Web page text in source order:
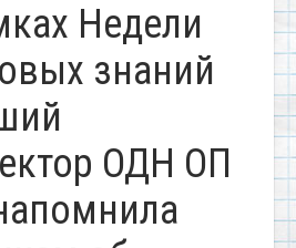
Недели
знаний
ОДН ОП